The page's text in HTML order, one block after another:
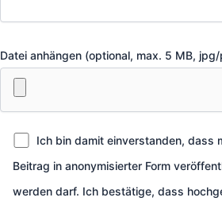
Datei anhängen (optional, max. 5 MB,
Ich bin damit einverstanden, dass
Beitrag in anonymisierter Form
werden darf. Ich bestätige, dass